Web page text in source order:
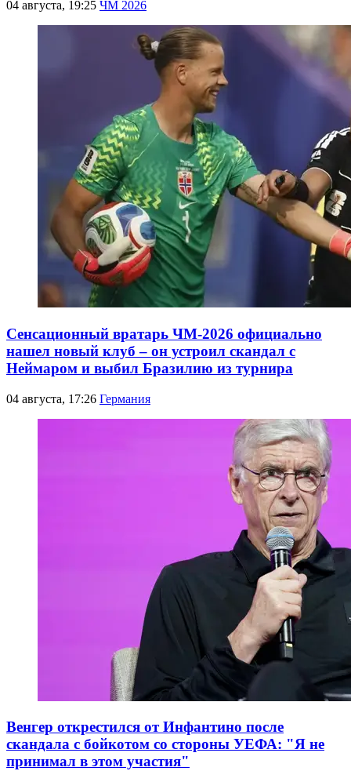
04 августа, 19:25 ЧМ 2026
Сенсационный вратарь ЧМ-2026 официально
нашел новый клуб – он устроил скандал с
Неймаром и выбил Бразилию из турнира
04 августа, 17:26 Германия
Венгер открестился от Инфантино после
скандала с бойкотом со стороны УЕФА: "Я не
принимал в этом участия"